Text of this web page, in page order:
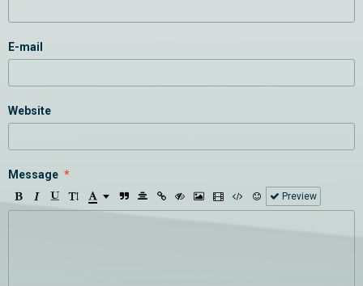
E-mail
Website
Message
Preview